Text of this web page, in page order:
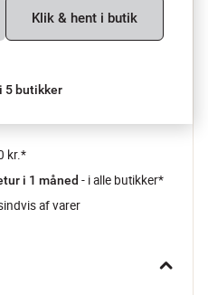
Klik & hent i butik
5 butikker
kr.*
i 1 måned - i alle butikker*
af varer